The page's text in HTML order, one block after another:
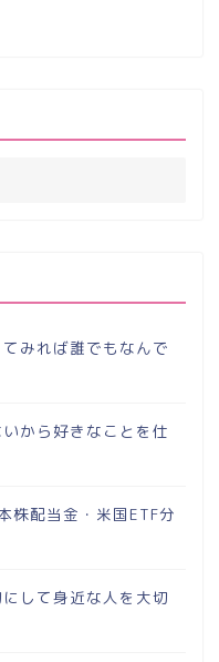
みれば誰でもなんで
から好きなことを仕
株配当金・米国ETF分
して身近な人を大切